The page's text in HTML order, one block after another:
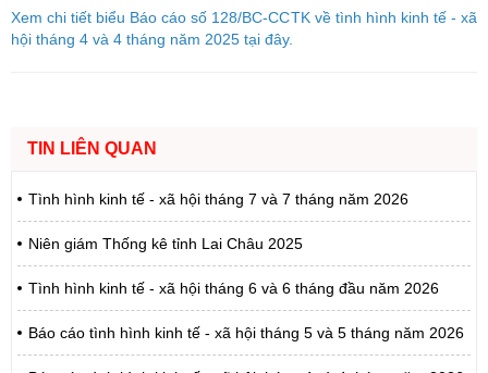
Xem chi tiết biểu Báo cáo số 128/BC-CCTK về tình hình kinh tế - xã
hội tháng 4 và 4 tháng năm 2025 tại đây.
TIN LIÊN QUAN
Tình hình kinh tế - xã hội tháng 7 và 7 tháng năm 2026
Niên giám Thống kê tỉnh Lai Châu 2025
Tình hình kinh tế - xã hội tháng 6 và 6 tháng đầu năm 2026
Báo cáo tình hình kinh tế - xã hội tháng 5 và 5 tháng năm 2026